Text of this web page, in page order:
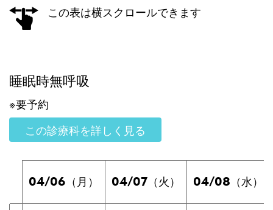
この表は横スクロールできます
睡眠時無呼吸
※要予約
この診療科を詳しく見る
04/06 （月） 04/07 （火） 04/08 （水）